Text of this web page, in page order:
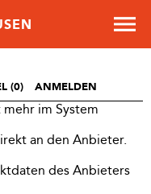
(0) ANMELDEN
im System
an den Anbieter.
des Anbieters